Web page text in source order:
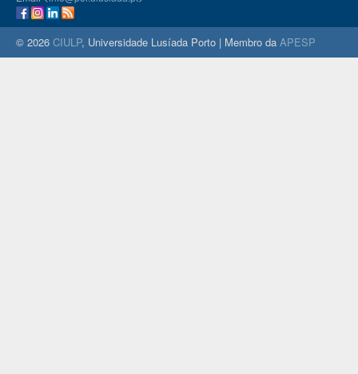
© 2026 CIULP, Universidade Lusíada Porto | Membro da APESP